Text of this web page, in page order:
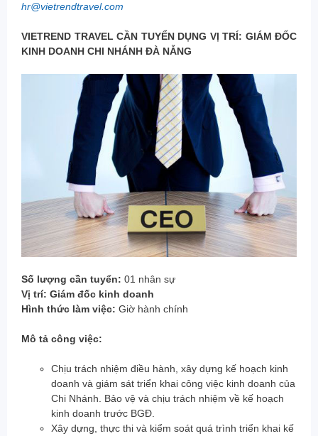
hr@vietrendtravel.com
VIETREND TRAVEL CẦN TUYỂN DỤNG VỊ TRÍ: GIÁM ĐỐC
KINH DOANH CHI NHÁNH ĐÀ NẴNG
Số lượng cần tuyển: 01 nhân sự
Vị trí: Giám đốc kinh doanh
Hình thức làm việc: Giờ hành chính
Mô tả công việc:
Chịu trách nhiệm điều hành, xây dựng kế hoạch kinh
doanh và giám sát triển khai công việc kinh doanh của
Chi Nhánh. Bảo vệ và chịu trách nhiệm về kế hoạch
kinh doanh trước BGĐ.
Xây dựng, thực thi và kiểm soát quá trình triển khai kế